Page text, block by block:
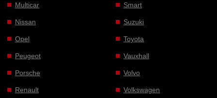
Multicar
Nissan
Opel
Peugeot
Porsche
Renault
Smart
Suzuki
Toyota
Vauxhall
Volvo
Volkswagen